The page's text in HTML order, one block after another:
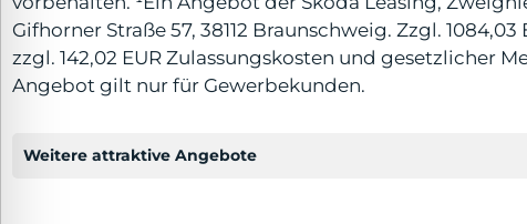
Gifhorner Straße 57, 38112 Braunschweig. Zzgl.
zzgl. 142,02 EUR Zulassungskosten und gesetzlicher
Angebot gilt nur für Gewerbekunden.
Weitere attraktive Angebote